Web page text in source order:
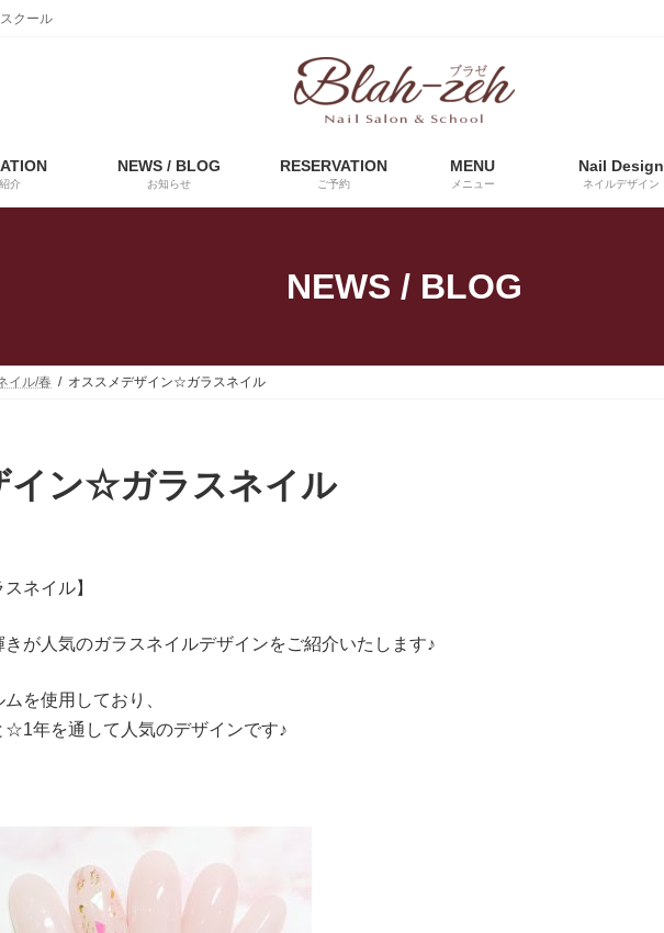
クール
介
NEWS / BLOG
お知らせ
RESERVATION
ご予約
MENU
メニュー
Nail Design
ネイルデザイン
NEWS / BLOG
イル/春 オススメデザイン☆ガラスネイル
イン☆ガラスネイル
ネイル】
が人気のガラスネイルデザインをご紹介いたします♪
を使用しており、
☆1年を通して人気のデザインです♪